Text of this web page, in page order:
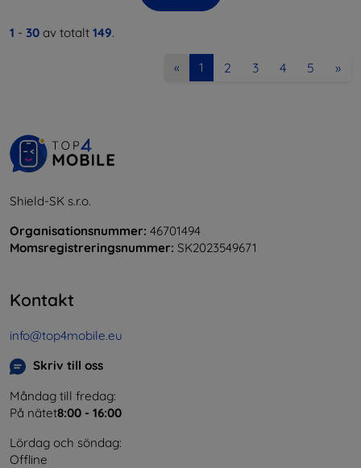
1 - 30 av totalt 149.
« 1 2 3 4 5 »
Shield-SK s.r.o.
Organisationsnummer: 46701494
Momsregistreringsnummer: SK2023549671
Kontakt
info@top4mobile.eu
Skriv till oss
Måndag till fredag:
På nätet8:00 - 16:00
Lördag och söndag:
Offline